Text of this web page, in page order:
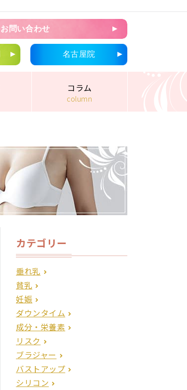
お問い合わせ
名古屋院
コラム
column
カテゴリー
垂れ乳
貧乳
妊娠
ダウンタイム
成分・栄養素
リスク
ブラジャー
バストアップ
シリコン